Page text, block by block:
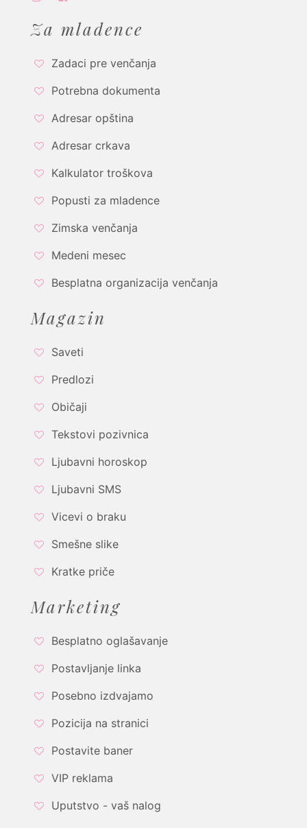
Za mladence
Zadaci pre venčanja
Potrebna dokumenta
Adresar opština
Adresar crkava
Kalkulator troškova
Popusti za mladence
Zimska venčanja
Medeni mesec
Besplatna organizacija venčanja
Magazin
Saveti
Predlozi
Običaji
Tekstovi pozivnica
Ljubavni horoskop
Ljubavni SMS
Vicevi o braku
Smešne slike
Kratke priče
Marketing
Besplatno oglašavanje
Postavljanje linka
Posebno izdvajamo
Pozicija na stranici
Postavite baner
VIP reklama
Uputstvo - vaš nalog